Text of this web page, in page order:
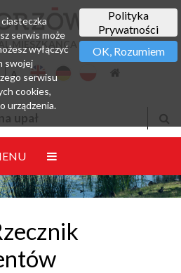
MIESZKAŃCA
upał
Polityka
Prywatności
OK, Rozumiem
serwis może
wyłączyć
swojej
serwisu
cookies,
urządzenia.